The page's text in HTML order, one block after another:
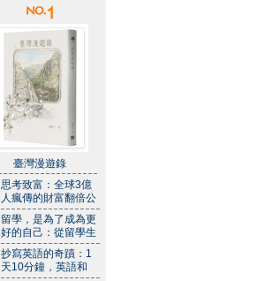
臺灣漫遊錄
思考致富：全球3億
人瘋傳的財富翻倍公
留學，是為了成為更
好的自己：從留學生
抄寫英語的奇蹟：1
天10分鐘，英語和